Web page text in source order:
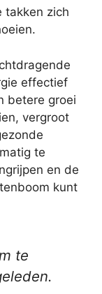
takken zich
effectief
betere groei
vergroot
te
en de
kunt
te